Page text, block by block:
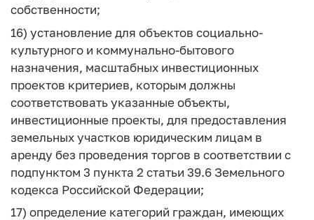
собственности;
16) установление для объектов социально-
культурного и коммунально-бытового
назначения, масштабных инвестиционных
проектов критериев, которым должны
соответствовать указанные объекты,
инвестиционные проекты, для предоставления
земельных участков юридическим лицам в
аренду без проведения торгов в соответствии с
подпунктом 3 пункта 2 статьи 39.6 Земельного
кодекса Российской Федерации;
17) определение категорий граждан, имеющих